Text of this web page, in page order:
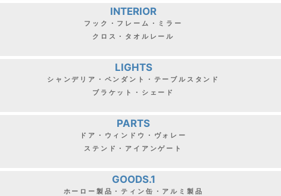
INTERIOR
フック・フレーム・ミラー
クロス・タオルレール
LIGHTS
シャンデリア・ペンダント・テーブルスタンド
ブラケット・シェード
PARTS
ドア・ウィンドウ・ヴォレー
ステンド・アイアンゲート
GOODS.1
ホーロー製品・ティン缶・アルミ製品